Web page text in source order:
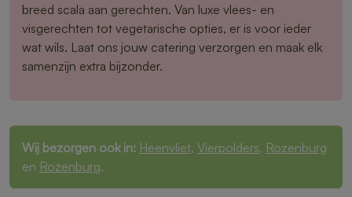
breed scala aan gerechten. Van luxe vlees- en
visgerechten tot vegetarische opties, er is voor ieder
wat wils. Laat ons jouw catering verzorgen en maak elk
samenzijn extra bijzonder.
Wij bezorgen ook in: Heenvliet, Vierpolders, Rozenburg
en Rozenburg.